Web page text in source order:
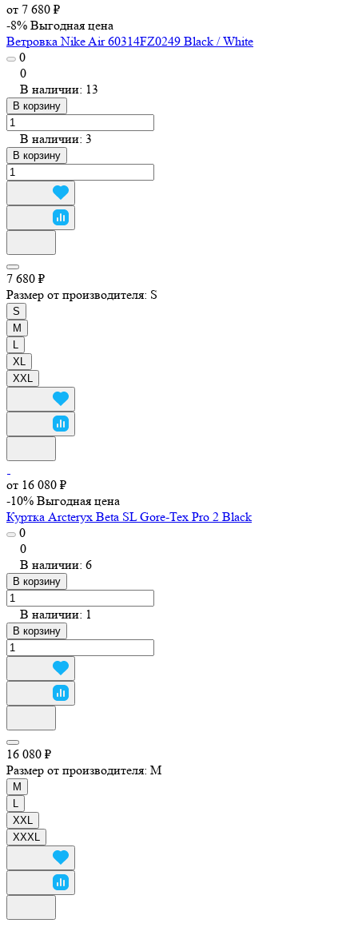
от 7 680 ₽
-8% Выгодная цена
Ветровка Nike Air 60314FZ0249 Black / White
0
0
В наличии: 13
В корзину
В наличии: 3
В корзину
7 680 ₽
Размер от производителя: S
S
M
XL
XXL
от 16 080 ₽
-10% Выгодная цена
Куртка Arcteryx Beta SL Gore-Tex Pro 2 Black
0
0
В наличии: 6
В корзину
В наличии: 1
В корзину
16 080 ₽
Размер от производителя: M
M
XXL
XXXL